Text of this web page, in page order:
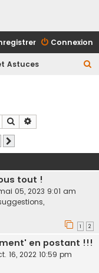
Connexion
Astuces
c
h
Rechercher
tout !
05, 2023 9:01 am
1 2
en postant !!!
16, 2022 10:59 pm